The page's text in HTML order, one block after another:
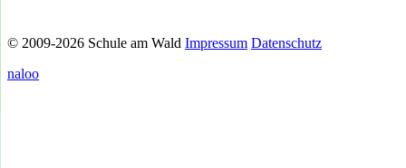
© 2009-2026 Schule am Wald Impressum Datenschutz
naloo